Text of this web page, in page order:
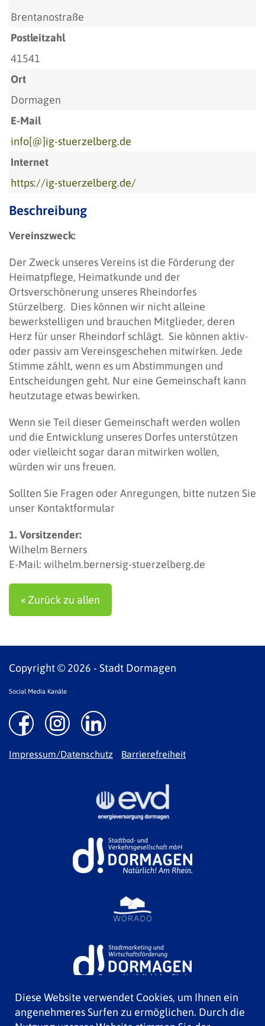
Brentanostraße
Postleitzahl
41541
Ort
Dormagen
E-Mail
info[@]ig-stuerzelberg.de
Internet
https://ig-stuerzelberg.de/
Beschreibung
Vereinszweck:
Der Zweck unseres Vereins ist die Förderung der
Heimatpflege, Heimatkunde und der
Ortsverschönerung unseres Rheindorfes
Stürzelberg. Dies können wir nicht alleine
bewerkstelligen und brauchen Mitglieder, deren
Herz für unser Rheindorf schlägt. Sie können aktiv-
oder passiv am Vereinsgeschehen mitwirken. Jede
Stimme zählt, wenn es um Abstimmungen und
Entscheidungen geht. Nur eine Gemeinschaft kann
heutzutage etwas bewirken.
Wenn sie Teil dieser Gemeinschaft werden wollen
und die Entwicklung unseres Dorfes unterstützen
oder vielleicht sogar daran mitwirken wollen,
würden wir uns freuen.
Sollten Sie Fragen oder Anregungen, bitte nutzen Sie
unser Kontaktformular
1. Vorsitzender:
Wilhelm Berners
E-Mail: wilhelm.bernersig-stuerzelberg.de
« Zurück zu allen
Diese Website verwendet Cookies, um Ihnen ein
angenehmeres Surfen zu ermöglichen. Durch die
Copyright © 2026 - Stadt Dormagen
Social Media Kanäle
Impressum/Datenschutz Barrierefreiheit